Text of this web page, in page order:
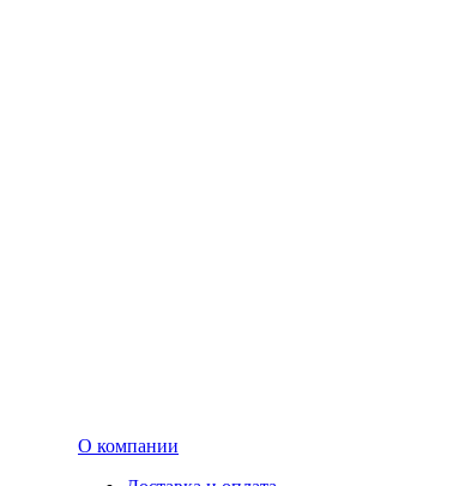
О компании